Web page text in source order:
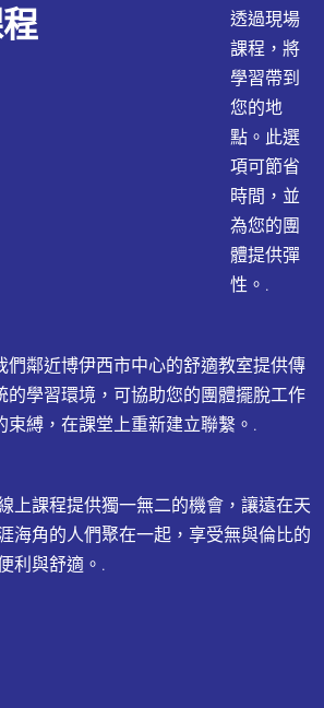
透過現場
課程，將
學習帶到
您的地
點。此選
項可節省
時間，並
為您的團
體提供彈
性。.
們鄰近博伊西市中心的舒適教室提供傳
的學習環境，可協助您的團體擺脫工作
束縛，在課堂上重新建立聯繫。.
上課程提供獨一無二的機會，讓遠在天
海角的人們聚在一起，享受無與倫比的
利與舒適。.